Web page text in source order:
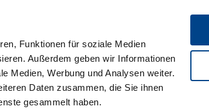
Funktionen für soziale Medien
Außerdem geben wir Informationen
Medien, Werbung und Analysen weiter.
Daten zusammen, die Sie ihnen
gesammelt haben.